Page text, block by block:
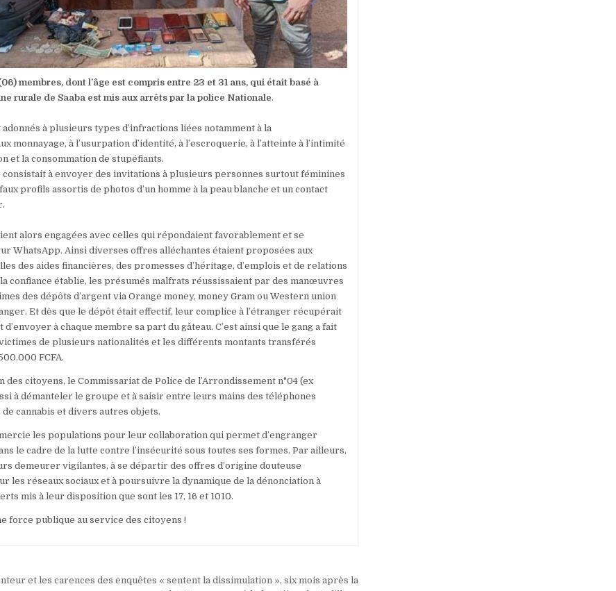
membres, dont l’âge est compris entre 23 et 31 ans, qui était basé à
rurale de Saaba est mis aux arrêts par la police Nationale.
adonnés à plusieurs types d’infractions liées notamment à la
monnayage, à l’usurpation d’identité, à l’escroquerie, à l’atteinte à l’intimité
et la consommation de stupéfiants.
à envoyer des invitations à plusieurs personnes surtout féminines
profils assortis de photos d’un homme à la peau blanche et un contact
alors engagées avec celles qui répondaient favorablement et se
WhatsApp. Ainsi diverses offres alléchantes étaient proposées aux
des aides financières, des promesses d’héritage, d’emplois et de relations
confiance établie, les présumés malfrats réussissaient par des manœuvres
des dépôts d’argent via Orange money, money Gram ou Western union
Et dès que le dépôt était effectif, leur complice à l’étranger récupérait
d’envoyer à chaque membre sa part du gâteau. C’est ainsi que le gang a fait
de plusieurs nationalités et les différents montants transférés
FCFA.
des citoyens, le Commissariat de Police de l’Arrondissement n°04 (ex
à démanteler le groupe et à saisir entre leurs mains des téléphones
cannabis et divers autres objets.
les populations pour leur collaboration qui permet d’engranger
le cadre de la lutte contre l’insécurité sous toutes ses formes. Par ailleurs,
demeurer vigilantes, à se départir des offres d’origine douteuse
les réseaux sociaux et à poursuivre la dynamique de la dénonciation à
mis à leur disposition que sont les 17, 16 et 1010.
force publique au service des citoyens !
et les carences des enquêtes « sentent la dissimulation », six mois après la